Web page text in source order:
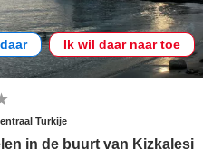
Ik wil daar naar toe
Turkije
in de buurt van Kizkalesi